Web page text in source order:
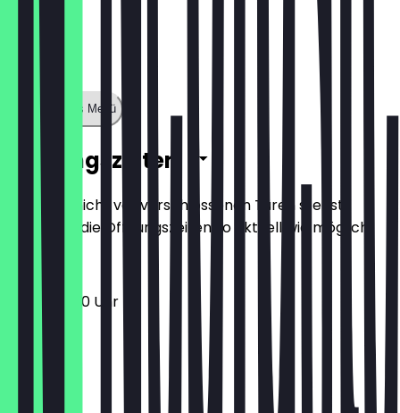
Zeige ganzes Menü
Öffnungszeiten
Damit du nicht vor verschlossenen Türen stehst,
halten wir die Öffnungszeiten so aktuell wie möglich.
10:00 - 16:00 Uhr
Montag
Dienstag